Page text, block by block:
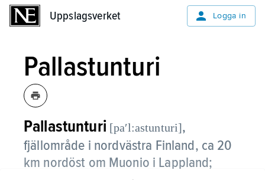
Uppslagsverket Logga in
Pallastunturi
Pallastunturi [paʹl:astunturi],
fjällområde i nordvästra Finland, ca 20
km nordöst om Muonio i Lappland;